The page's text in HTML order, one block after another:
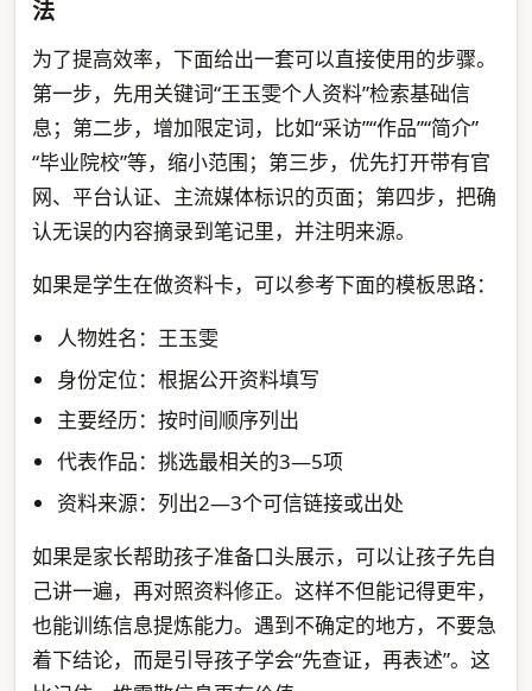
法
为了提高效率，下面给出一套可以直接使用的步骤。
第一步，先用关键词“王玉雯个人资料”检索基础信
息；第二步，增加限定词，比如“采访”“作品”“简介”
“毕业院校”等，缩小范围；第三步，优先打开带有官
网、平台认证、主流媒体标识的页面；第四步，把确
认无误的内容摘录到笔记里，并注明来源。
如果是学生在做资料卡，可以参考下面的模板思路：
人物姓名：王玉雯
身份定位：根据公开资料填写
主要经历：按时间顺序列出
代表作品：挑选最相关的3—5项
资料来源：列出2—3个可信链接或出处
如果是家长帮助孩子准备口头展示，可以让孩子先自
己讲一遍，再对照资料修正。这样不但能记得更牢，
也能训练信息提炼能力。遇到不确定的地方，不要急
着下结论，而是引导孩子学会“先查证，再表述”。这